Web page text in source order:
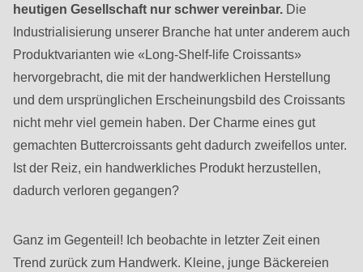
(line
597
of
modules/custom/rondo_contact/src/ContactService.php
Deprecated
function
mb_substr():
Passing
to
parameter
heutigen Gesellschaft nur schwer vereinbar. Die
Industrialisierung unserer Branche hat unter anderem auch
Produktvarianten wie «Long-Shelf-life Croissants»
hervorgebracht, die mit der handwerklichen Herstellung
und dem ursprünglichen Erscheinungsbild des Croissants
nicht mehr viel gemein haben. Der Charme eines gut
gemachten Buttercroissants geht dadurch zweifellos unter.
Ist der Reiz, ein handwerkliches Produkt herzustellen,
dadurch verloren gegangen?
Ganz im Gegenteil! Ich beobachte in letzter Zeit einen
Trend zurück zum Handwerk. Kleine, junge Bäckereien